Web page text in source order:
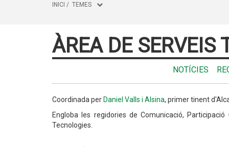
INICI / TEMES
ÀREA DE SERVEIS
NOTÍCIES
Coordinada per Daniel Valls i Alsina, primer tinent
Engloba les regidories de Comunicació,
Tecnologies.